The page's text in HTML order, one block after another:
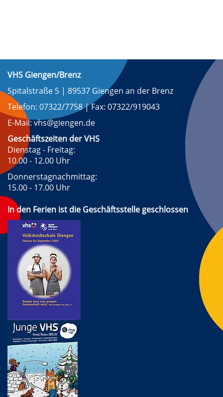
VHS Giengen/Brenz
Spitalstraße 5 | 89537 Giengen an der Brenz
Telefon: 07322/7758 | Fax: 07322/919043
E-Mail: vhs@giengen.de
Geschäftszeiten der VHS
Dienstag - Freitag:
10.00 - 12.00 Uhr
Donnerstagnachmittag:
15.00 - 17.00 Uhr
In den Ferien ist die Geschäftsstelle geschlossen